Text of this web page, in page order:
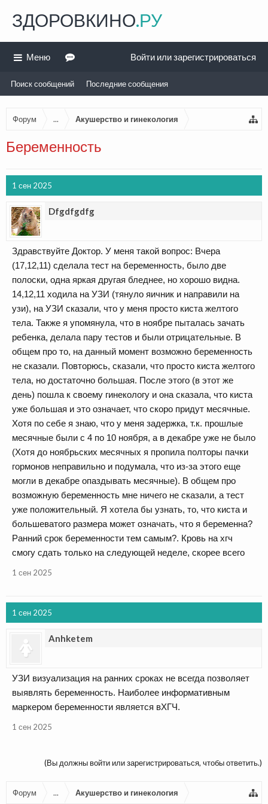
Форум ... Акушерство и гинекология
Беременность
1 сен 2025
Dfgdfgdfg
Здравствуйте Доктор. У меня такой вопрос: Вчера
(17,12,11) сделала тест на беременность, было две
полоски, одна яркая другая бледнее, но хорошо видна.
14,12,11 ходила на УЗИ (тянуло яичник и направили на
узи), на УЗИ сказали, что у меня просто киста желтого
тела. Также я упомянула, что в ноябре пыталась зачать
ребенка, делала пару тестов и были отрицательные. В
общем про то, на данный момент возможно беременность
не сказали. Повторюсь, сказали, что просто киста желтого
тела, но достаточно большая. После этого (в этот же
день) пошла к своему гинекологу и она сказала, что киста
уже большая и это означает, что скоро придут месячные.
Хотя по себе я знаю, что у меня задержка, т.к. прошлые
месячные были с 4 по 10 ноября, а в декабре уже не было
(Хотя до ноябрьских месячных я пропила полторы пачки
гормонов неправильно и подумала, что из-за этого еще
могли в декабре опаздывать месячные). В общем про
возможную беременность мне ничего не сказали, а тест
уже положительный. Я хотела бы узнать, то, что киста и
большеватого размера может означать, что я беременна?
Ранний срок беременности тем самым?. Кровь на хгч
смогу сдать только на следующей неделе, скорее всего
1 сен 2025
1 сен 2025
Anhketem
УЗИ визуализация на ранних сроках не всегда позволяет
выявлять беременность. Наиболее информативным
маркером беременности является вХГЧ.
1 сен 2025
(Вы должны войти или зарегистрироваться, чтобы ответить.)
Форум ... Акушерство и гинекология
ЗДОРОВКИНО.РУ
Меню
Поиск сообщений Последние сообщения
Войти или зарегистрироваться